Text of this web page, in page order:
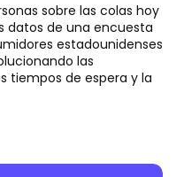
sobre las colas hoy
datos de una encuesta
estadounidenses
las
tiempos de espera y la